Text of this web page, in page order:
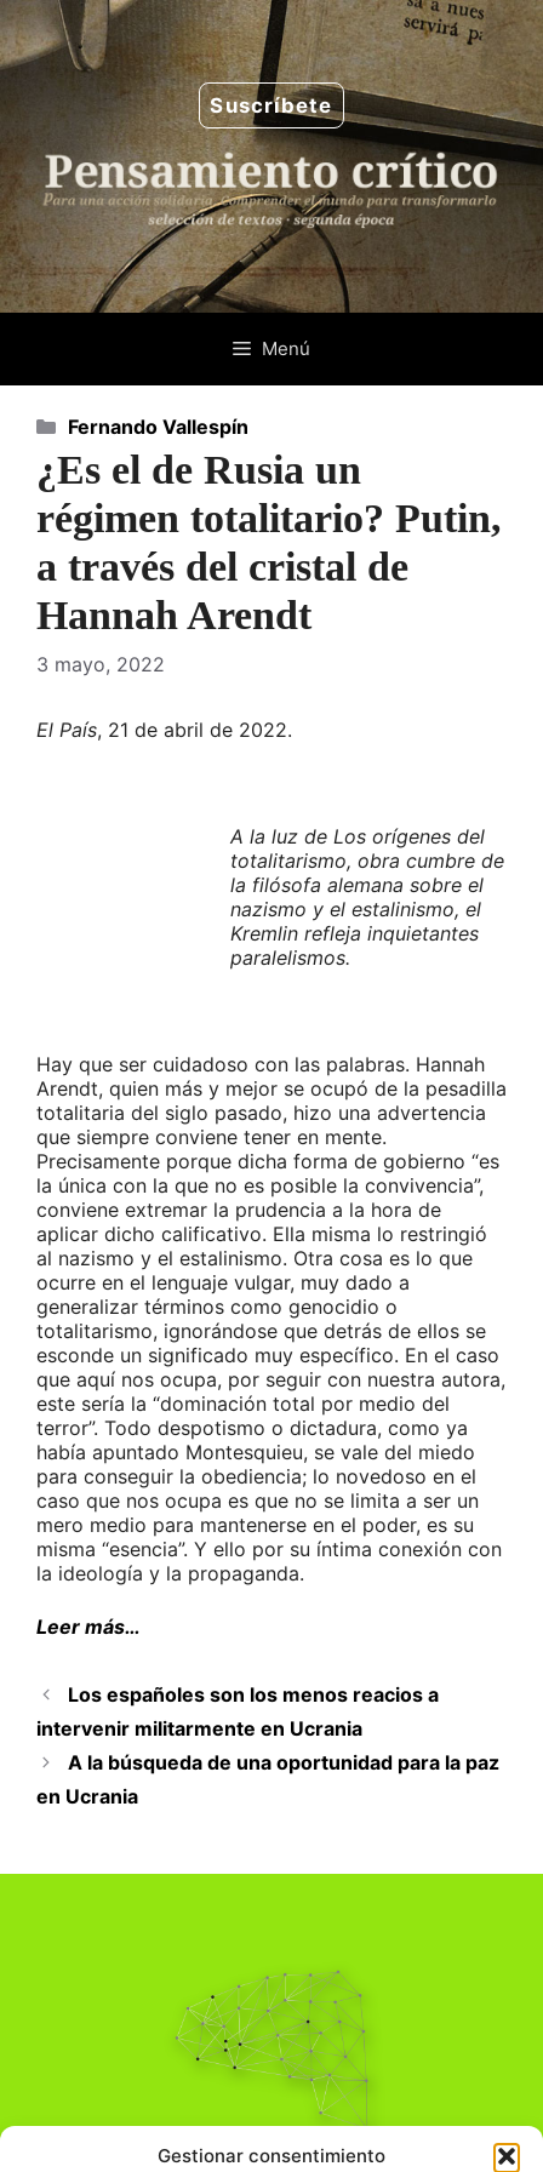
Gestionar consentimiento
Saltar
al
contenido
Suscríbete
Menú
¿Es el de Rusia un
régimen totalitario? Putin,
a través del cristal de
Hannah Arendt
3 mayo, 2022
El País, 21 de abril de 2022.
A la luz de Los orígenes del
totalitarismo, obra cumbre de
la filósofa alemana sobre el
nazismo y el estalinismo, el
Kremlin refleja inquietantes
paralelismos.
Hay que ser cuidadoso con las palabras. Hannah
Arendt, quien más y mejor se ocupó de la pesadilla
totalitaria del siglo pasado, hizo una advertencia
que siempre conviene tener en mente.
Precisamente porque dicha forma de gobierno “es
la única con la que no es posible la convivencia”,
conviene extremar la prudencia a la hora de
aplicar dicho calificativo. Ella misma lo restringió
al nazismo y el estalinismo. Otra cosa es lo que
ocurre en el lenguaje vulgar, muy dado a
generalizar términos como genocidio o
totalitarismo, ignorándose que detrás de ellos se
esconde un significado muy específico. En el caso
que aquí nos ocupa, por seguir con nuestra autora,
este sería la “dominación total por medio del
terror”. Todo despotismo o dictadura, como ya
había apuntado Montesquieu, se vale del miedo
para conseguir la obediencia; lo novedoso en el
caso que nos ocupa es que no se limita a ser un
mero medio para mantenerse en el poder, es su
misma “esencia”. Y ello por su íntima conexión con
la ideología y la propaganda.
Leer más…
Categorías
Fernando Vallespín
Los españoles son los menos reacios a
intervenir militarmente en Ucrania
A la búsqueda de una oportunidad para la paz
en Ucrania
Pensamiento Crítico